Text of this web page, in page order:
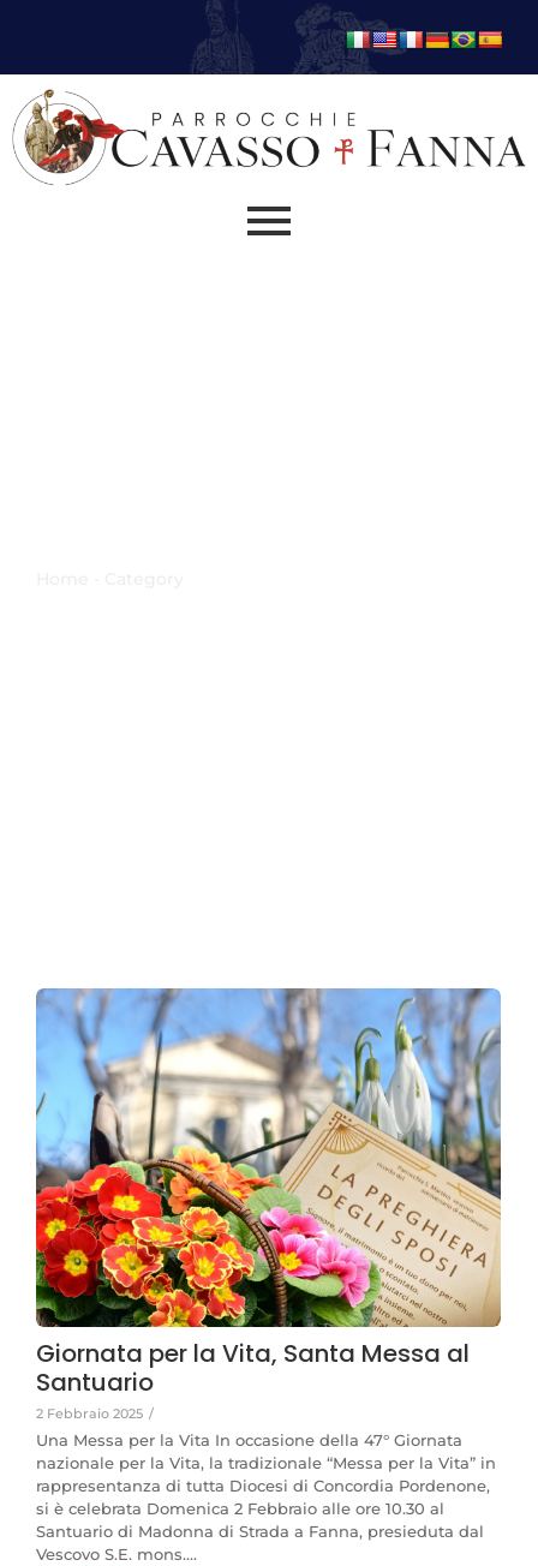
Giornata per la Vita, Santa Messa al
Santuario
2 Febbraio 2025 /
Una Messa per la Vita In occasione della 47° Giornata
nazionale per la Vita, la tradizionale “Messa per la Vita” in
rappresentanza di tutta Diocesi di Concordia Pordenone,
si è celebrata Domenica 2 Febbraio alle ore 10.30 al
Santuario di Madonna di Strada a Fanna, presieduta dal
Vescovo S.E. mons....